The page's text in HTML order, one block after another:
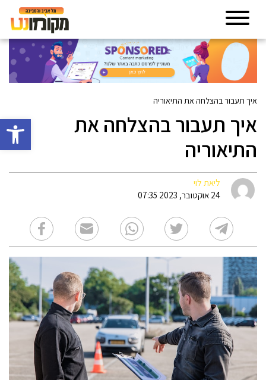
פתח
איך תעבור בהצלחה את התיאוריה
איך תעבור בהצלחה את
התיאוריה
ליאת לוי
24 אוקטובר, 2023 07:35